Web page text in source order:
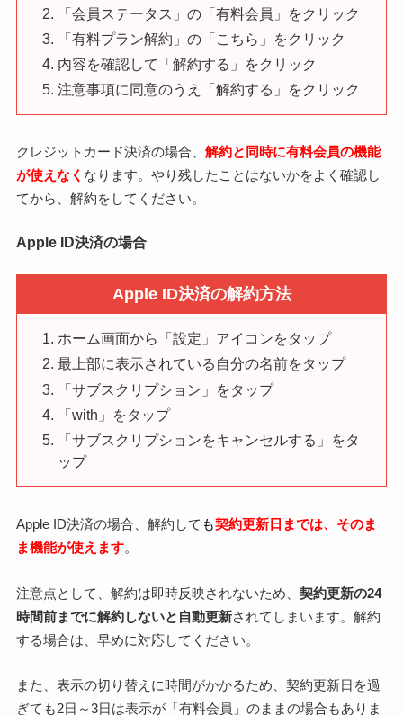
「会員ステータス」の「有料会員」をクリック
「有料プラン解約」の「こちら」をクリック
内容を確認して「解約する」をクリック
注意事項に同意のうえ「解約する」をクリック
クレジットカード決済の場合、 解約と同時に有料会員の機能
が使えなく なります。やり残したことはないかをよく確認し
てから、解約をしてください。
Apple ID決済の場合
Apple ID決済の解約方法
ホーム画面から「設定」アイコンをタップ
最上部に表示されている自分の名前をタップ
「サブスクリプション」をタップ
「with」をタップ
「サブスクリプションをキャンセルする」をタ
ップ
Apple ID決済の場合、解約して も契約更新日までは、そのま
ま機能が使えます。
注意点として、解約は即時反映されないため、 契約更新の24
時間前までに解約しないと自動更新されてしまいます。解約
する場合は、早めに対応してください。
また、表示の切り替えに時間がかかるため、契約更新日を過
ぎても2日～3日は表示が「有料会員」のままの場合もありま